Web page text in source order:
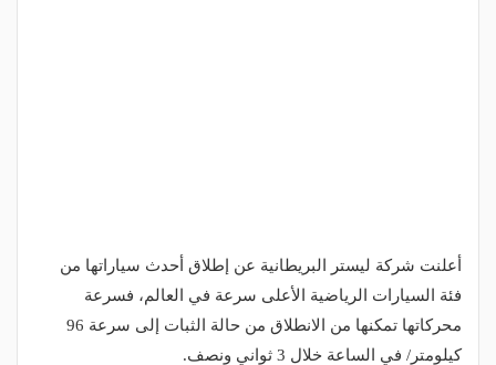
أعلنت شركة ليستر البريطانية عن إطلاق أحدث سياراتها من
فئة السيارات الرياضية الأعلى سرعة في العالم، فسرعة
محركاتها تمكنها من الانطلاق من حالة الثبات إلى سرعة 96
كيلومتر/ في الساعة خلال 3 ثواني ونصف.